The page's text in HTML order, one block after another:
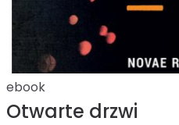
ebook
Otwarte drzwi